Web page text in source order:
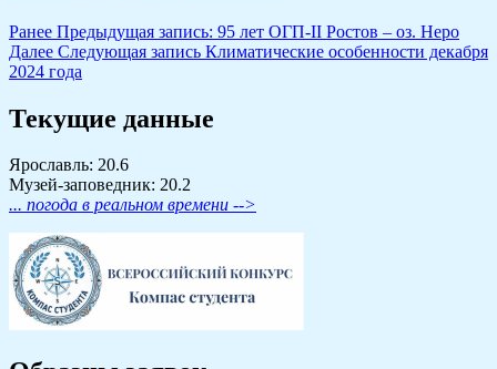
Ранее Предыдущая запись: 95 лет ОГП-II Ростов – оз. Неро
Далее Следующая запись Климатические особенности декабря
2024 года
Текущие данные
Ярославль: 20.6
Музей-заповедник: 20.2
... погода в реальном времени -->